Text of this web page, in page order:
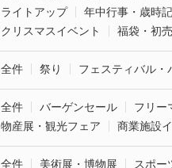
ライトアップ
年中行事・歳時記
クリスマスイベント
福袋・初
全件 祭り フェスティバル・
全件 バーゲンセール フリー
物産展・観光フェア
商業施設
全件 美術展・博物展 スポー